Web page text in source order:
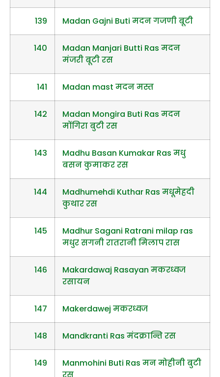
139 Madan Gajni Buti मदन गजणी बूटी
140
Madan Manjari Butti Ras मदन
मंजरी बूटी रस
141 Madan mast मदन मस्त
142
Madan Mongira Buti Ras मदन
मोंगिरा बुटी रस
143
Madhu Basan Kumakar Ras मधु
बसन कुमाकर रस
144
Madhumehdi Kuthar Ras मधूमेहदी
कुथार रस
145
Madhur Sagani Ratrani milap ras
मधुर सगनी रातरानी मिलाप रास
146
Makardawaj Rasayan मकरध्वज
रसायन
147 Makerdawej मकरध्वज
148 Mandkranti Ras मंदक्रान्ति रस
149
Manmohini Buti Ras मन मोहीनी बुटी